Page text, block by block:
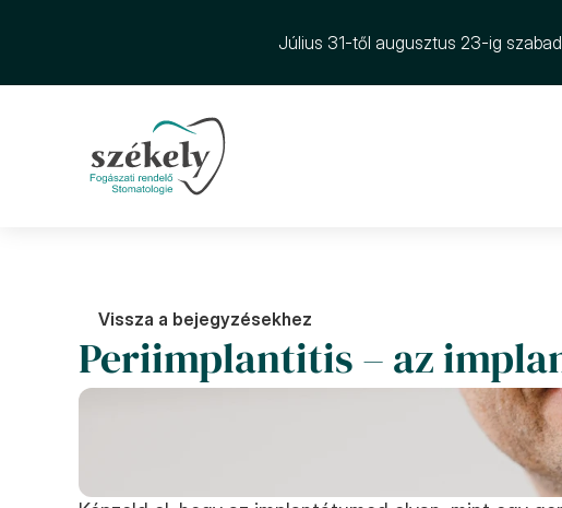
Július 31-től augusztus 23-ig
Vissza a bejegyzésekhez
Periimplantitis – az